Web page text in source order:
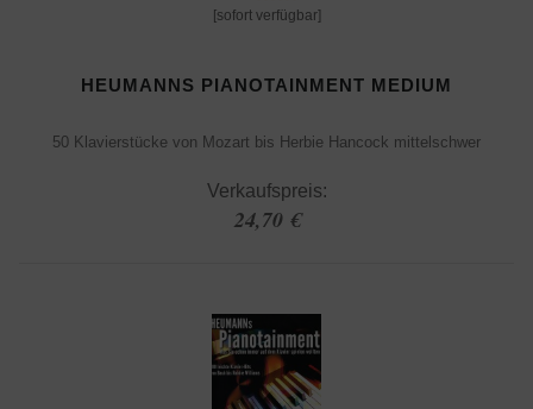
[sofort verfügbar]
HEUMANNS PIANOTAINMENT MEDIUM
50 Klavierstücke von Mozart bis Herbie Hancock mittelschwer
Verkaufspreis:
24,70 €